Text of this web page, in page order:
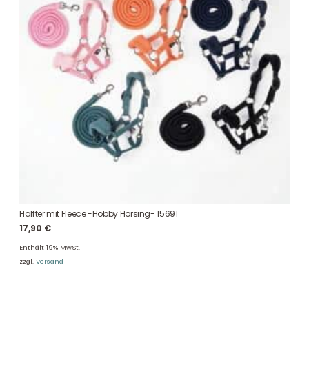
Halfter mit Fleece -Hobby Horsing- 15691
17,90 €
Enthält 19% MwSt.
zzgl. Versand